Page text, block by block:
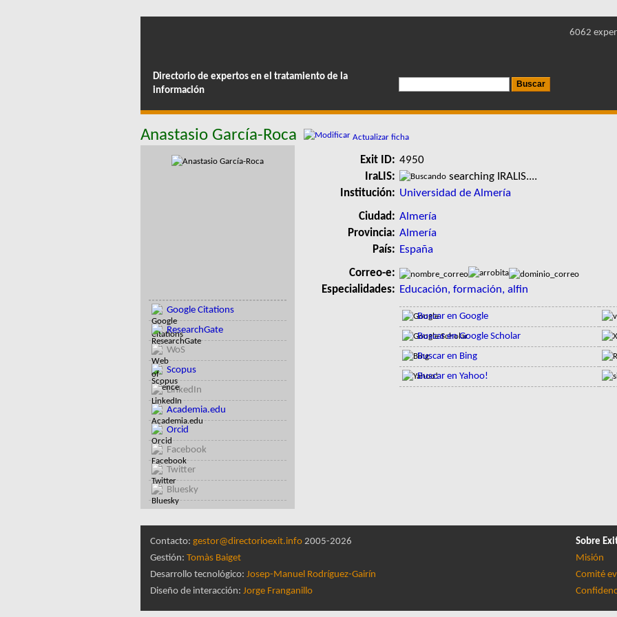
Directorio de expertos en el tratamiento de la
información
6062
Anastasio García-Roca Actualizar ficha
Google Citations
ResearchGate
WoS
Scopus
LinkedIn
Academia.edu
Orcid
Facebook
Twitter
Bluesky
Exit ID: 4950
IraLIS:
searching IRALIS....
Institución: Universidad de Almería
Ciudad: Almería
Provincia: Almería
País: España
Correo-e:
Especialidades: Educación, formación, alfin
Buscar en Google
Buscar en Google Scholar
Buscar en Bing
Buscar en Yahoo!
Contacto: gestor@directorioexit.info 2005-2026
Gestión: Tomàs Baiget
Desarrollo tecnológico: Josep-Manuel Rodríguez-Gairín
Diseño de interacción: Jorge Franganillo
Sobre
Misión
Comité